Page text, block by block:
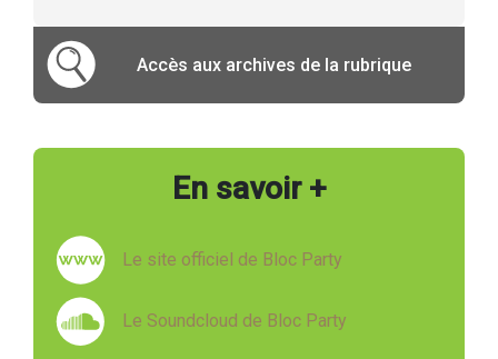
Accès aux archives de la rubrique
En savoir +
Le site officiel de Bloc Party
Le Soundcloud de Bloc Party